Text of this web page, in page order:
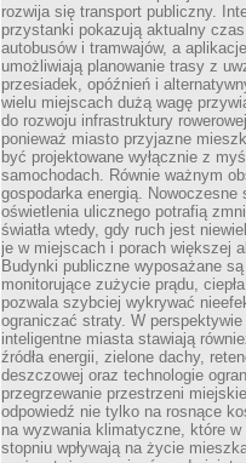
rozwija się transport publiczny.
przystanki pokazują aktualny
autobusów i tramwajów, a
umożliwiają planowanie trasy z
przesiadek, opóźnień i
wielu miejscach dużą wagę
do rozwoju infrastruktury
ponieważ miasto przyjazne
być projektowane wyłącznie z
samochodach. Równie ważnym
gospodarka energią. Nowoczesne
oświetlenia ulicznego potrafią
światła wtedy, gdy ruch jest
je w miejscach i porach większej
Budynki publiczne wyposażane
monitorujące zużycie prądu,
pozwala szybciej wykrywać
ograniczać straty. W perspektywie
inteligentne miasta stawiają
źródła energii, zielone dachy,
deszczowej oraz technologie
przegrzewanie przestrzeni
odpowiedź nie tylko na rosnące
na wyzwania klimatyczne, które
stopniu wpływają na życie